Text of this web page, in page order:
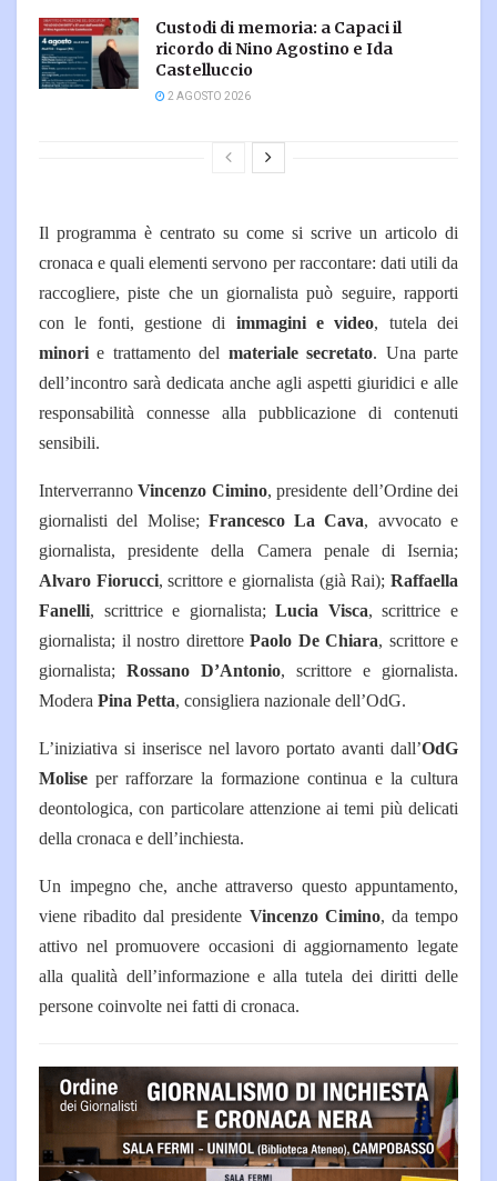
Custodi di memoria: a Capaci il
ricordo di Nino Agostino e Ida
Castelluccio
2 AGOSTO 2026
Il programma è centrato su come si scrive un articolo di
cronaca e quali elementi servono per raccontare: dati utili da
raccogliere, piste che un giornalista può seguire, rapporti
con le fonti, gestione di immagini e video, tutela dei
minori e trattamento del materiale secretato. Una parte
dell’incontro sarà dedicata anche agli aspetti giuridici e alle
responsabilità connesse alla pubblicazione di contenuti
sensibili.
InterverrannoVincenzo Cimino, presidente dell’Ordine dei
giornalisti del Molise; Francesco La Cava, avvocato e
giornalista, presidente della Camera penale di Isernia;
Alvaro Fiorucci, scrittore e giornalista (già Rai);Raffaella
Fanelli, scrittrice e giornalista;Lucia Visca, scrittrice e
giornalista; il nostro direttore Paolo De Chiara, scrittore e
giornalista; Rossano D’Antonio, scrittore e giornalista.
Modera Pina Petta, consigliera nazionale dell’OdG.
L’iniziativa si inserisce nel lavoro portato avanti dall’OdG
Molise per rafforzare la formazione continua e la cultura
deontologica, con particolare attenzione ai temi più delicati
della cronaca e dell’inchiesta.
Un impegno che, anche attraverso questo appuntamento,
viene ribadito dal presidente Vincenzo Cimino, da tempo
attivo nel promuovere occasioni di aggiornamento legate
alla qualità dell’informazione e alla tutela dei diritti delle
persone coinvolte nei fatti di cronaca.